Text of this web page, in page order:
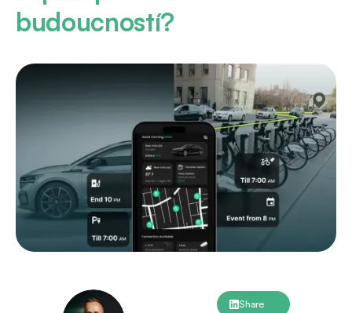
budoucností?
Share